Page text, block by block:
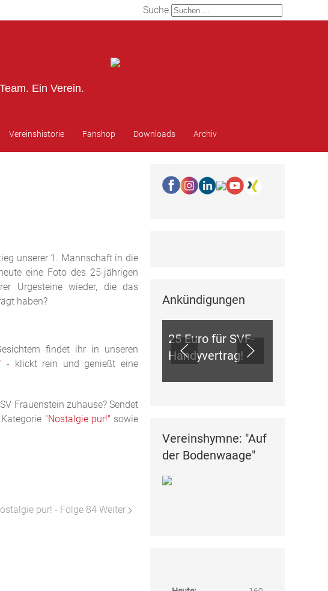
Suche
Ein Verein.
Vereinshistorie Fanshop Downloads Archiv
unserer 1. Mannschaft in die
eine Foto des 25-jährigen
Urgesteine wieder, die das
haben?
findet ihr in unseren
- klickt rein und genießt eine
Frauenstein zuhause? Sendet
"Nostalgie pur!" sowie
pur! - Folge 84 Weiter
Ankündigungen
ANKÜNDIGUNGEN
25 Euro für SVF-
Handyvertrag!
Vereinshymne: "Auf
der Bodenwaage"